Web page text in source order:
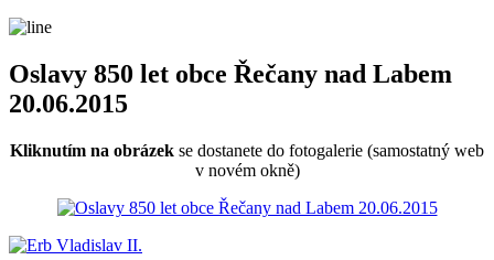
Oslavy 850 let obce Řečany nad Labem
20.06.2015
Kliknutím na obrázek se dostanete do fotogalerie (samostatný web
v novém okně)